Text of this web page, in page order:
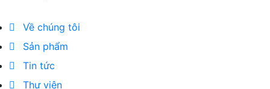
Về chúng tôi
Sản phẩm
Tin tức
Thư viện